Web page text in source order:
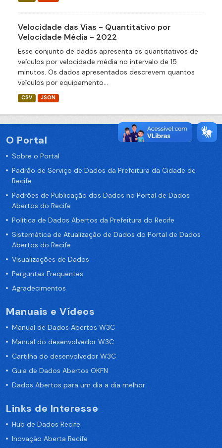
Velocidade das Vias - Quantitativo por
Velocidade Média - 2022
Esse conjunto de dados apresenta os quantitativos de
veículos por velocidade média no intervalo de 15
minutos. Os dados apresentados descrevem quantos
veículos por equipamento...
CSV JSON
O Portal
Sobre o Portal
Padrão de Serviço de Dados da Prefeitura da Cidade de
Recife
Padrões de Publicação dos Dados no Portal de Dados
Abertos do Recife
Política de Dados Abertos da Prefeitura do Recife
Sistemática de Atualização de Dados do Portal de Dados
Abertos do Recife
Visualizações de Dados
Perguntas Frequentes
Agradecimentos
Manuais e Vídeos
Manual de Dados Abertos W3C
Manual do desenvolvedor W3C
Cartilha do desenvolvedor W3C
Guia de Dados Abertos OKFN
Dados Abertos para um dia a dia melhor
Links de Interesse
Hub de Dados Recife
Inovação Aberta Recife